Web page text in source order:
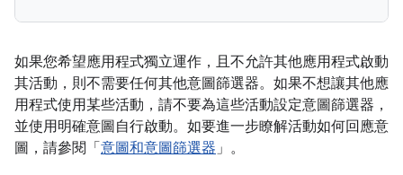
如果您希望應用程式獨立運作，且不允許其他應用程式啟動
其活動，則不需要任何其他意圖篩選器。如果不想讓其他應
用程式使用某些活動，請不要為這些活動設定意圖篩選器，
並使用明確意圖自行啟動。如要進一步瞭解活動如何回應意
圖，請參閱「 意圖和意圖篩選器」。